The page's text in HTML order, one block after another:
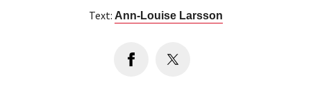
Text: Ann-Louise Larsson